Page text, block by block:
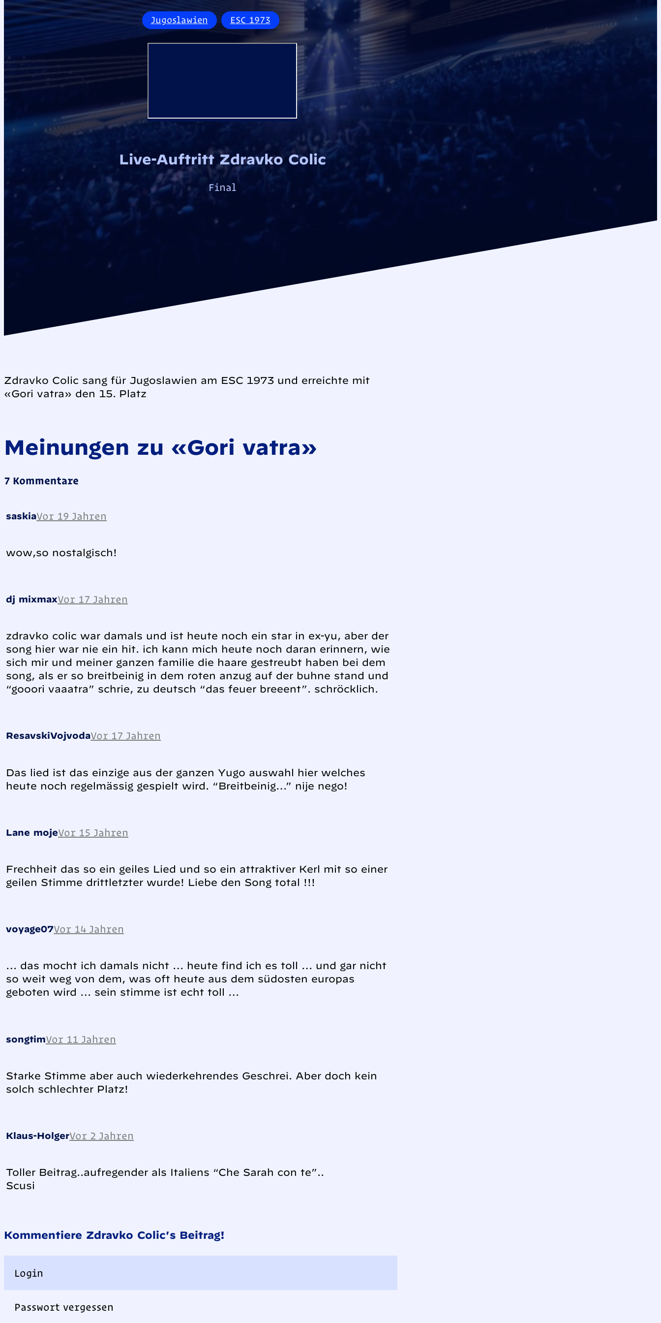
Jugoslawien ESC 1973
Live-Auftritt Zdravko Colic
Final
Zdravko Colic sang für Jugoslawien am ESC 1973 und erreichte mit
«Gori vatra» den 15. Platz
Meinungen zu «Gori vatra»
7 Kommentare
saskiaVor 19 Jahren
wow,so nostalgisch!
dj mixmaxVor 17 Jahren
zdravko colic war damals und ist heute noch ein star in ex-yu, aber der
song hier war nie ein hit. ich kann mich heute noch daran erinnern, wie
sich mir und meiner ganzen familie die haare gestreubt haben bei dem
song, als er so breitbeinig in dem roten anzug auf der buhne stand und
“gooori vaaatra” schrie, zu deutsch “das feuer breeent”. schröcklich.
ResavskiVojvodaVor 17 Jahren
Das lied ist das einzige aus der ganzen Yugo auswahl hier welches
heute noch regelmässig gespielt wird. “Breitbeinig…” nije nego!
Lane mojeVor 15 Jahren
Frechheit das so ein geiles Lied und so ein attraktiver Kerl mit so einer
geilen Stimme drittletzter wurde! Liebe den Song total !!!
voyage07Vor 14 Jahren
… das mocht ich damals nicht … heute find ich es toll … und gar nicht
so weit weg von dem, was oft heute aus dem südosten europas
geboten wird … sein stimme ist echt toll …
songtimVor 11 Jahren
Starke Stimme aber auch wiederkehrendes Geschrei. Aber doch kein
solch schlechter Platz!
Klaus-HolgerVor 2 Jahren
Toller Beitrag..aufregender als Italiens “Che Sarah con te”..
Scusi
Kommentiere Zdravko Colic's Beitrag!
Login
Passwort vergessen